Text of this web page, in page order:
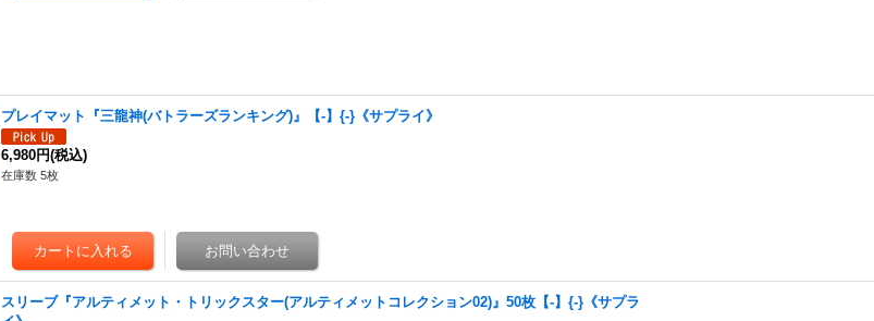
プレイマット『三龍神(バトラーズランキング)』【-】{-}《サプライ》
6,980円(税込)
在庫数 5枚
スリーブ『アルティメット・トリックスター(アルティメットコレクション02)』50枚【-】{-}《サプラ